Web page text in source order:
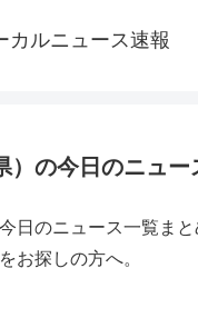
カルニュース速報
）の今日のニュー
日のニュース一覧ま
お探しの方へ。